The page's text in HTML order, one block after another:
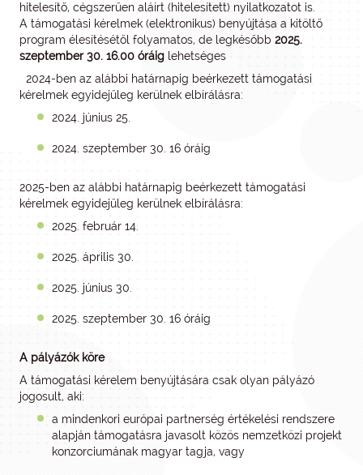
hitelesítő, cégszerűen aláírt (hitelesített) nyilatkozatot is.
A támogatási kérelmek (elektronikus) benyújtása a kitöltő
program élesítésétől folyamatos, de legkésőbb 2025.
szeptember 30. 16.00 óráig lehetséges
2024-ben az alábbi határnapig beérkezett támogatási
kérelmek egyidejűleg kerülnek elbírálásra:
2024. június 25.
2024. szeptember 30. 16 óráig
2025-ben az alábbi határnapig beérkezett támogatási
kérelmek egyidejűleg kerülnek elbírálásra:
2025. február 14.
2025. április 30.
2025. június 30.
2025. szeptember 30. 16 óráig
A pályázók köre
A támogatási kérelem benyújtására csak olyan pályázó
jogosult, aki:
a mindenkori európai partnerség értékelési rendszere
alapján támogatásra javasolt közös nemzetközi projekt
konzorciumának magyar tagja, vagy